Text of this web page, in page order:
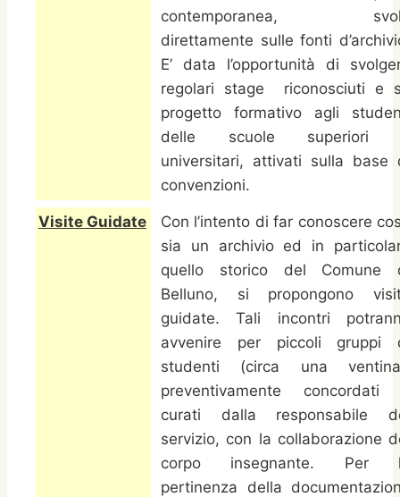
contemporanea,
direttamente sulle fonti
E’ data l’opportunità di
regolari stage riconosciuti e
progetto formativo agli
delle scuole superiori
universitari, attivati sulla base
convenzioni.
Visite Guidate
Con l’intento di far conoscere
sia un archivio ed in
quello storico del Comune
Belluno, si propongono
guidate. Tali incontri
avvenire per piccoli gruppi
studenti (circa una
preventivamente concordati
curati dalla responsabile
servizio, con la collaborazione
corpo insegnante. Per
pertinenza della